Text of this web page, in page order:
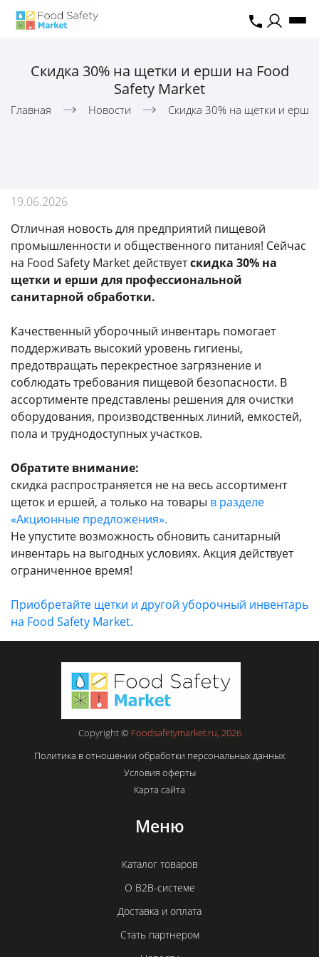
Скидка 30% на щетки и ерши на Food
Safety Market
Главная Новости Скидка 30% на щетки и ерши
19.06.2026
Отличная новость для предприятий пищевой
промышленности и общественного питания! Сейчас
на Food Safety Market действуетскидка 30% на
щетки и ерши для профессиональной
санитарной обработки.
Качественный уборочный инвентарь помогает
поддерживать высокий уровень гигиены,
предотвращать перекрестное загрязнение и
соблюдать требования пищевой безопасности. В
ассортименте представлены решения для очистки
оборудования, производственных линий, емкостей,
пола и труднодоступных участков.
Обратите внимание:
скидка распространяется не на весь ассортимент
щеток и ершей, а только на товары в разделе
«Акционные предложения».
Не упустите возможность обновить санитарный
инвентарь на выгодных условиях. Акция действует
ограниченное время!
Приобретайте щетки и другой уборочный инвентарь
на Food Safety Market.
Copyright © Foodsafetymarket.ru, 2026
Политика в отношении обработки персональных данных
Условия оферты
Карта сайта
Меню
Каталог товаров
О B2B-системе
Доставка и оплата
Стать партнером